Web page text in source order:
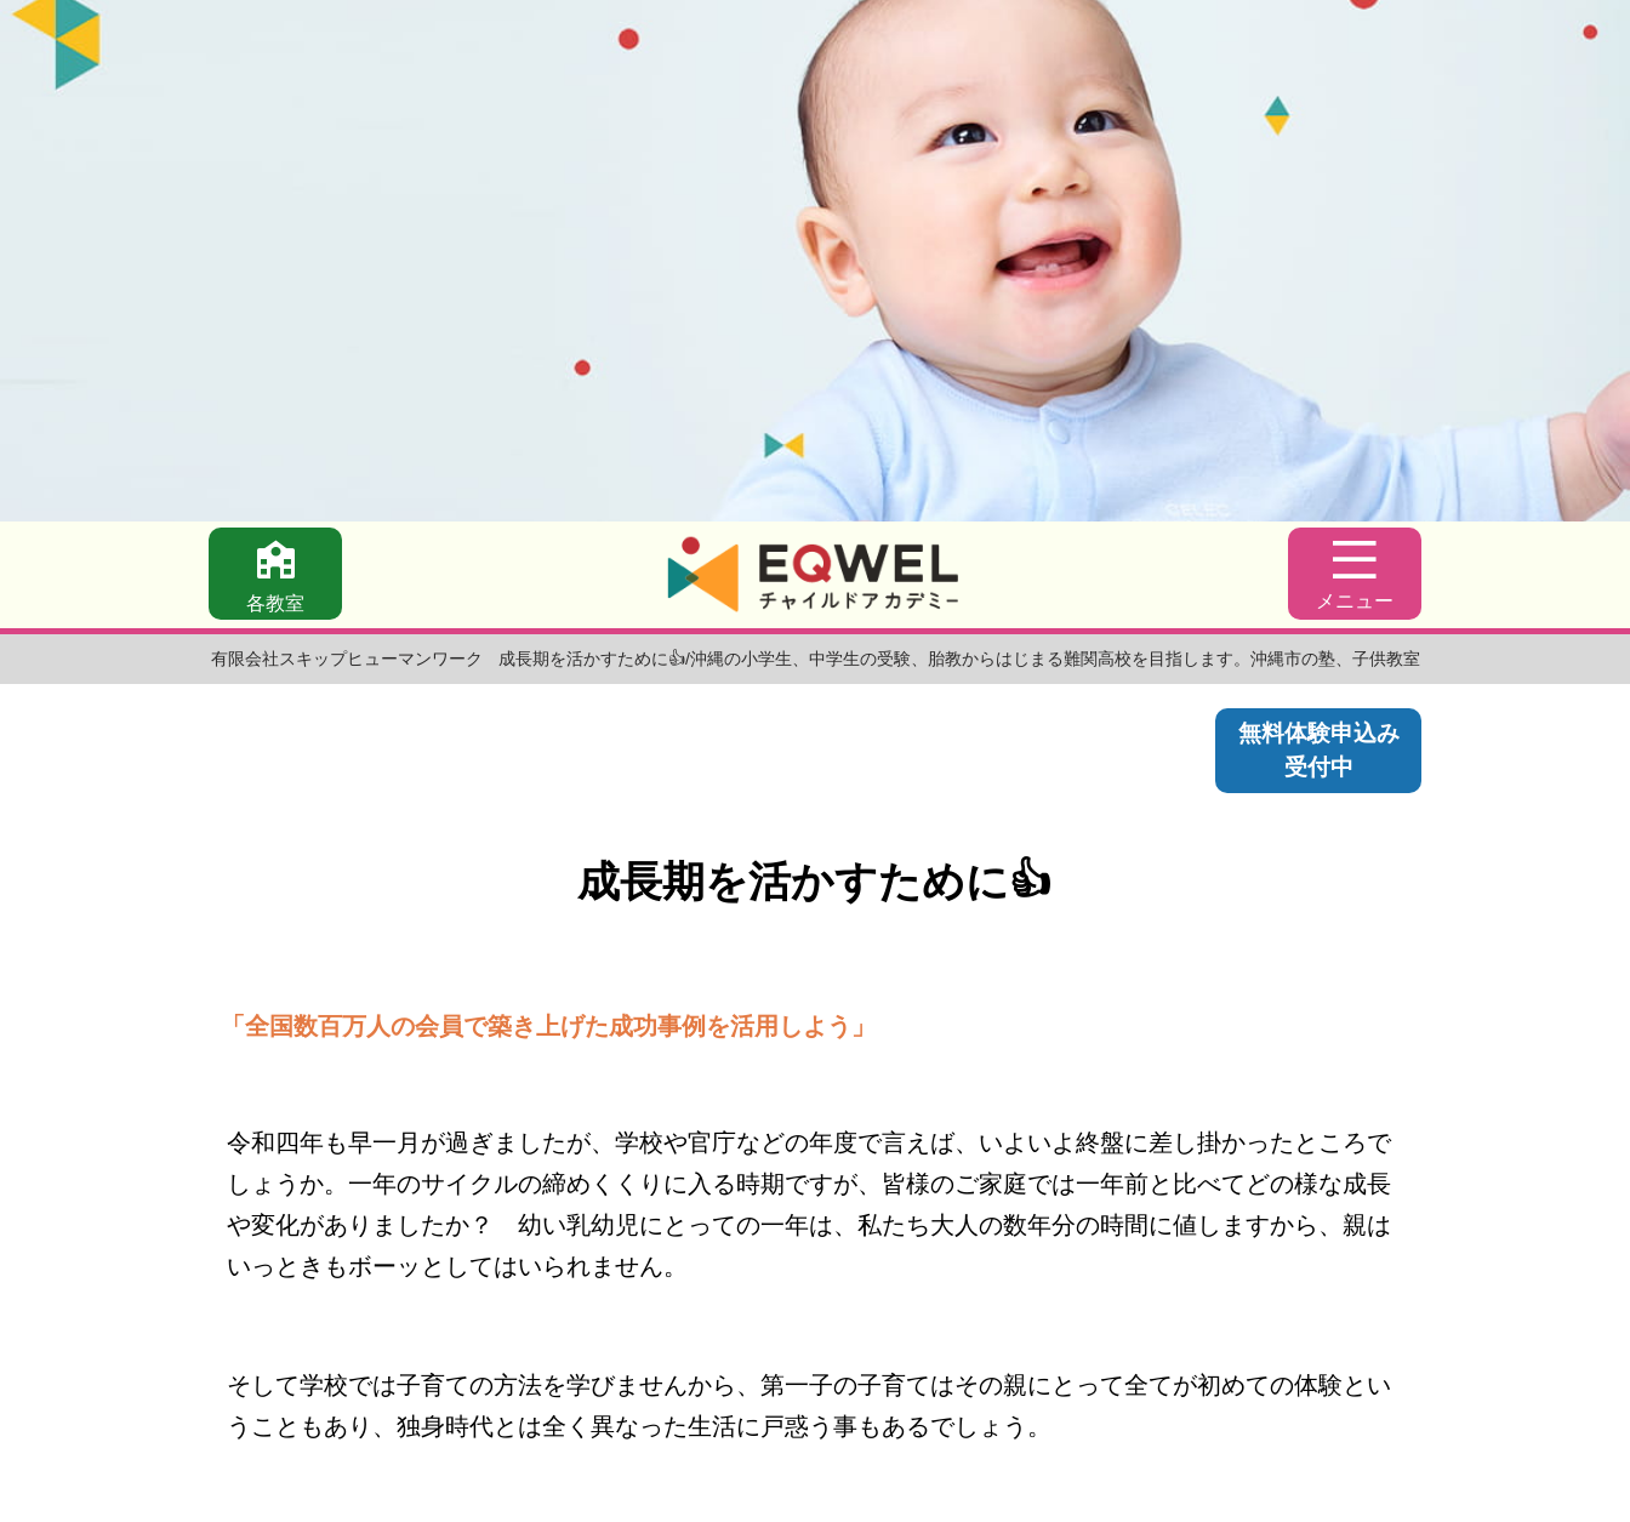
各教室 メニュー
有限会社スキップヒューマンワーク 成長期を活かすために👍/沖縄の小学生、中学生の受験、胎教からはじまる難関高校を目指します。沖縄市の塾、子供教室
無料体験申込み
受付中
成長期を活かすために👍
「全国数百万人の会員で築き上げた成功事例を活用しよう」
令和四年も早一月が過ぎましたが、学校や官庁などの年度で言えば、いよいよ終盤に差し掛かったところで
しょうか。一年のサイクルの締めくくりに入る時期ですが、皆様のご家庭では一年前と比べてどの様な成長
や変化がありましたか？ 幼い乳幼児にとっての一年は、私たち大人の数年分の時間に値しますから、親は
いっときもボーッとしてはいられません。
そして学校では子育ての方法を学びませんから、第一子の子育てはその親にとって全てが初めての体験とい
うこともあり、独身時代とは全く異なった生活に戸惑う事もあるでしょう。